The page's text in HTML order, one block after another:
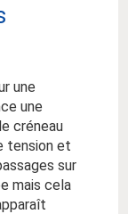
une
une
créneau
tension et
sur
mais cela